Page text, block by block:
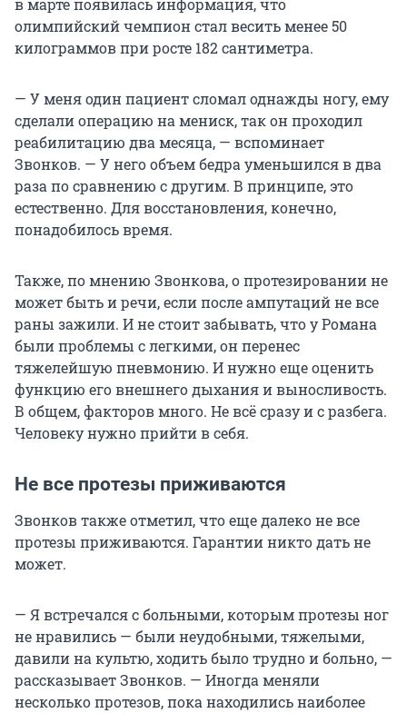
в марте появилась информация, что
олимпийский чемпион стал весить менее 50
килограммов при росте 182 сантиметра.
— У меня один пациент сломал однажды ногу, ему
сделали операцию на мениск, так он проходил
реабилитацию два месяца, — вспоминает
Звонков. — У него объем бедра уменьшился в два
раза по сравнению с другим. В принципе, это
естественно. Для восстановления, конечно,
понадобилось время.
Также, по мнению Звонкова, о протезировании не
может быть и речи, если после ампутаций не все
раны зажили. И не стоит забывать, что у Романа
были проблемы с легкими, он перенес
тяжелейшую пневмонию. И нужно еще оценить
функцию его внешнего дыхания и выносливость.
В общем, факторов много. Не всё сразу и с разбега.
Человеку нужно прийти в себя.
Не все протезы приживаются
Звонков также отметил, что еще далеко не все
протезы приживаются. Гарантии никто дать не
может.
— Я встречался с больными, которым протезы ног
не нравились — были неудобными, тяжелыми,
давили на культю, ходить было трудно и больно, —
рассказывает Звонков. — Иногда меняли
несколько протезов, пока находились наиболее